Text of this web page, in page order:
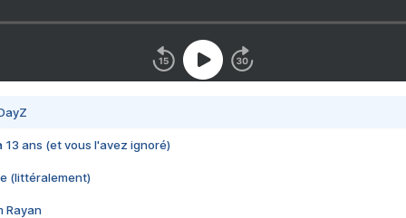
13 ans (et vous l'avez ignoré)
(littéralement)
Rayan